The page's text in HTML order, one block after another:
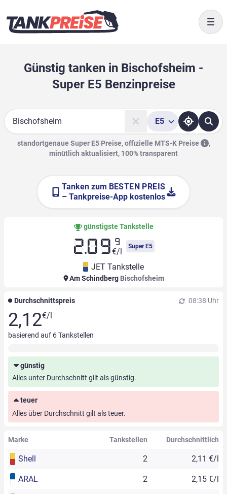
Günstig tanken in Bischofsheim -
Super E5 Benzinpreise
Suche
E5
standortgenaue Super E5 Preise, offizielle MTS-K Preise
,
minütlich aktualisiert, 100% transparent
Tanken zum BESTEN PREIS
– Tankpreise-App kostenlos
günstigste Tankstelle
2.09 9
€/l
Super E5
JET Tankstelle
Am Schindberg Bischofsheim
Durchschnittspreis 08:38 Uhr
2,12€/l
basierend auf 6Tankstellen
günstig
Alles unter Durchschnitt gilt als günstig.
teuer
Alles über Durchschnitt gilt als teuer.
Marke Tankstellen Durchschnittlich
Shell 2 2,11 €/l
ARAL 2 2,15 €/l